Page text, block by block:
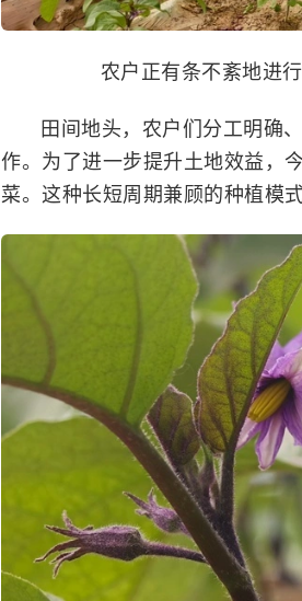
农户正有条不紊地进
田间地头，农户们分工明确
作。为了进一步提升土地效益，
菜。这种长短周期兼顾的种植模